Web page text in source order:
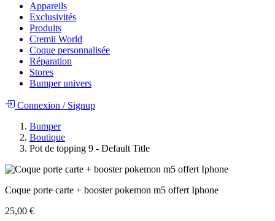
Appareils
Exclusivités
Produits
Cremii World
Coque personnalisée
Réparation
Stores
Bumper univers
Connexion /Signup
Bumper
Boutique
Pot de topping 9 - Default Title
Coque porte carte + booster pokemon m5 offert Iphone
25,00 €